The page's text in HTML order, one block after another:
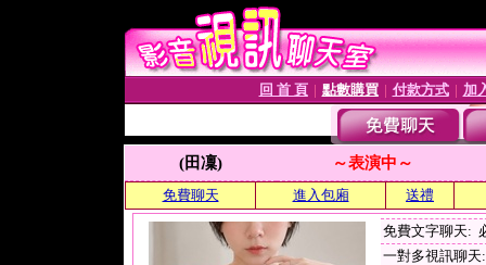
回 首 頁 點數購買│ 付款方式│ 加
(田凜) ～表演中～
免費聊天 進入包廂 送禮
免費文字聊天:
一對多視訊聊天